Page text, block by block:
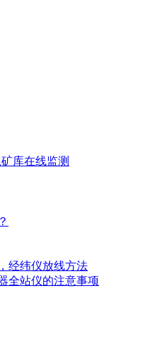
矿库在线监测
经纬仪放线方法
全站仪的注意事项